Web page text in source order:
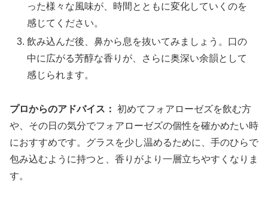
った様々な風味が、時間とともに変化していくのを
感じてください。
飲み込んだ後、鼻から息を抜いてみましょう。口の
中に広がる芳醇な香りが、さらに奥深い余韻として
感じられます。
プロからのアドバイス： 初めてフォアローゼズを飲む方
や、その日の気分でフォアローゼズの個性を確かめたい時
におすすめです。グラスを少し温めるために、手のひらで
包み込むように持つと、香りがより一層立ちやすくなりま
す。